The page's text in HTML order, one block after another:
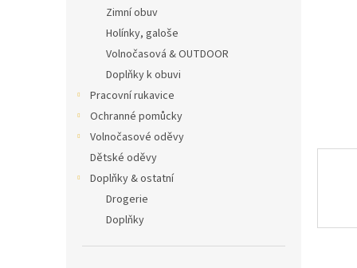
Zimní obuv
Holínky, galoše
Volnočasová & OUTDOOR
Doplňky k obuvi
Pracovní rukavice
Ochranné pomůcky
Volnočasové oděvy
Dětské oděvy
Doplňky & ostatní
Drogerie
Doplňky